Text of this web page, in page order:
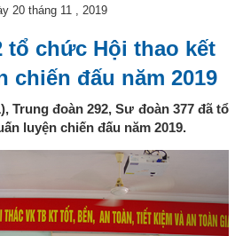
20 tháng 11 , 2019
tổ chức Hội thao kết
chiến đấu năm 2019
Trung đoàn 292, Sư đoàn 377 đã tổ
luyện chiến đấu năm 2019.